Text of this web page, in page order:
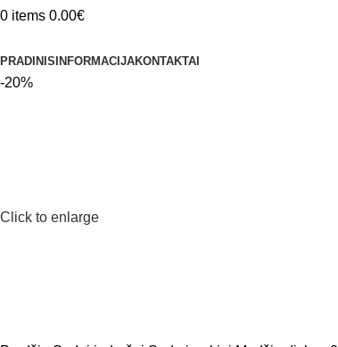
0 items 0.00€
PRADINIS INFORMACIJAKONTAKTAI
-20%
Click to enlarge